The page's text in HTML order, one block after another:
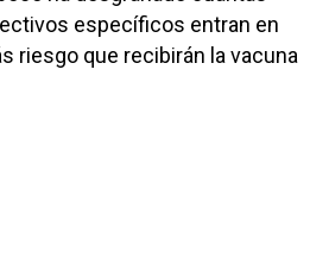
específicos entran en
riesgo que recibirán la vacuna